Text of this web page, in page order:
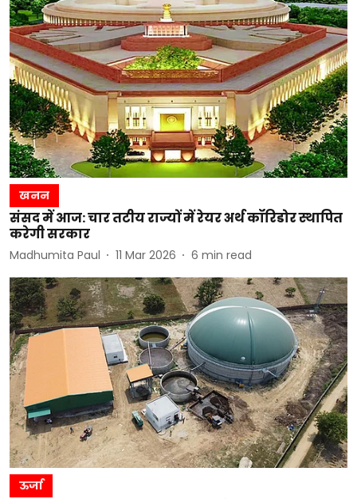
खनन
संसद में आज: चार तटीय राज्यों में रेयर अर्थ कॉरिडोर स्थापित
करेगी सरकार
Madhumita Paul 11 Mar 2026 6 min read
ऊर्जा